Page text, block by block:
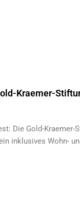
Kraemer-
Die Gold-
inklusives Wohn-